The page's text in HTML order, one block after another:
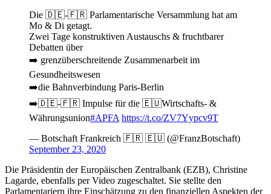
Die 🇩🇪-🇫🇷 Parlamentarische Versammlung hat am
Mo & Di getagt.
Zwei Tage konstruktiven Austauschs & fruchtbarer
Debatten über
➡️ grenzüberschreitende Zusammenarbeit im
Gesundheitswesen
➡️die Bahnverbindung Paris-Berlin
➡️🇩🇪-🇫🇷 Impulse für die 🇪🇺Wirtschafts- &
Währungsunion#APFA https://t.co/ZV7Yypcv9T
— Botschaft Frankreich 🇫🇷 🇪🇺 (@FranzBotschaft)
September 23, 2020
Die Präsidentin der Europäischen Zentralbank (EZB), Christine
Lagarde, ebenfalls per Video zugeschaltet. Sie stellte den
Parlamentariern ihre Einschätzung zu den finanziellen Aspekten der